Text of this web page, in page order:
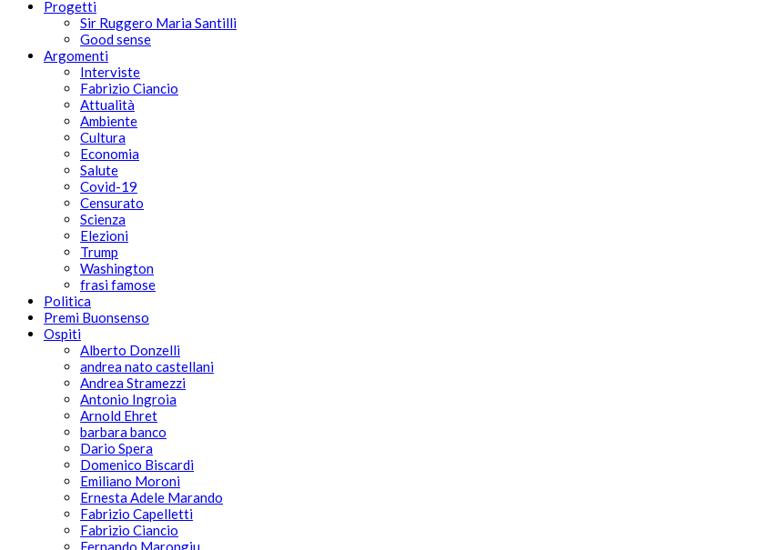
Progetti
Sir Ruggero Maria Santilli
Good sense
Argomenti
Interviste
Fabrizio Ciancio
Attualità
Ambiente
Cultura
Economia
Salute
Covid-19
Censurato
Scienza
Elezioni
Trump
Washington
frasi famose
Politica
Premi Buonsenso
Ospiti
Alberto Donzelli
andrea nato castellani
Andrea Stramezzi
Antonio Ingroia
Arnold Ehret
barbara banco
Dario Spera
Domenico Biscardi
Emiliano Moroni
Ernesta Adele Marando
Fabrizio Capelletti
Fabrizio Ciancio
Fernando Marongiu